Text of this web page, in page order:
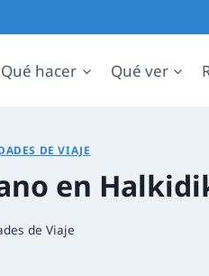
Qué hacer Qué ver
DE VIAJE
en
de Viaje